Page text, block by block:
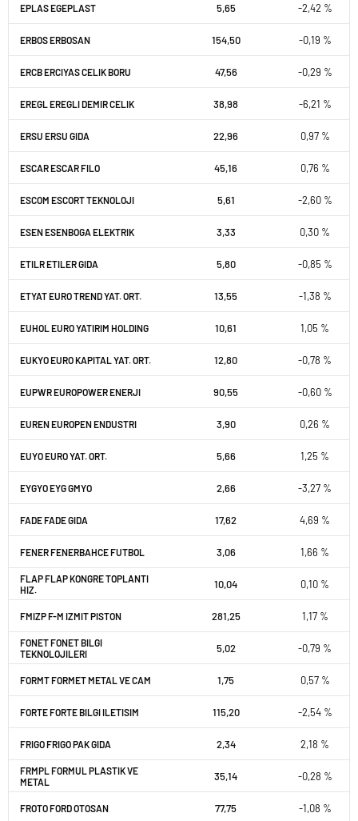
EPLAS EGEPLAST 5,65 -2,42 %
ERBOS ERBOSAN 154,50 -0,19 %
ERCB ERCIYAS CELIK BORU 47,56 -0,29 %
EREGL EREGLI DEMIR CELIK 38,98 -6,21 %
ERSU ERSU GIDA 22,96 0,97 %
ESCAR ESCAR FILO 45,16 0,76 %
ESCOM ESCORT TEKNOLOJI 5,61 -2,60 %
ESEN ESENBOGA ELEKTRIK 3,33 0,30 %
ETILR ETILER GIDA 5,80 -0,85 %
ETYAT EURO TREND YAT. ORT. 13,55 -1,38 %
EUHOL EURO YATIRIM HOLDING 10,61 1,05 %
EUKYO EURO KAPITAL YAT. ORT. 12,80 -0,78 %
EUPWR EUROPOWER ENERJI 90,55 -0,60 %
EUREN EUROPEN ENDUSTRI 3,90 0,26 %
EUYO EURO YAT. ORT. 5,66 1,25 %
EYGYO EYG GMYO 2,66 -3,27 %
FADE FADE GIDA 17,62 4,69 %
FENER FENERBAHCE FUTBOL 3,06 1,66 %
FLAP FLAP KONGRE TOPLANTI
HIZ.
10,04 0,10 %
FMIZP F-M IZMIT PISTON 281,25 1,17 %
FONET FONET BILGI
TEKNOLOJILERI
5,02 -0,79 %
FORMT FORMET METAL VE CAM 1,75 0,57 %
FORTE FORTE BILGI ILETISIM 115,20 -2,54 %
FRIGO FRIGO PAK GIDA 2,34 2,18 %
FRMPL FORMUL PLASTIK VE
METAL
35,14 -0,28 %
FROTO FORD OTOSAN 77,75 -1,08 %